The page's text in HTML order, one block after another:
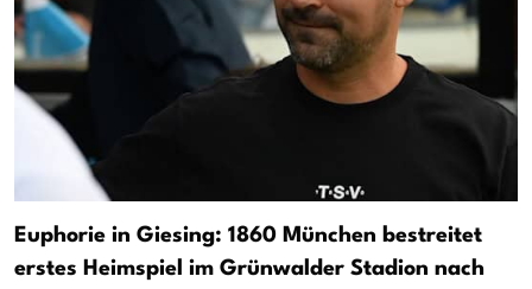
Euphorie in Giesing: 1860 München bestreitet
erstes Heimspiel im Grünwalder Stadion nach